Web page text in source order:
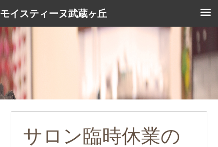
サロン臨時休業の
モイスティーヌ武蔵ヶ丘